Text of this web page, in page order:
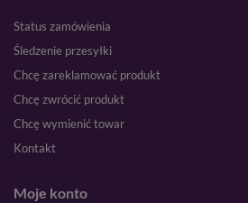
Status zamówienia
Śledzenie przesyłki
Chcę zareklamować produkt
Chcę zwrócić produkt
Chcę wymienić towar
Kontakt
Moje konto